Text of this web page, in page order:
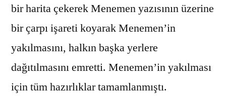
bir harita çekerek Menemen yazısının üzerine
bir çarpı işareti koyarak Menemen’in
yakılmasını, halkın başka yerlere
dağıtılmasını emretti. Menemen’in yakılması
için tüm hazırlıklar tamamlanmıştı.